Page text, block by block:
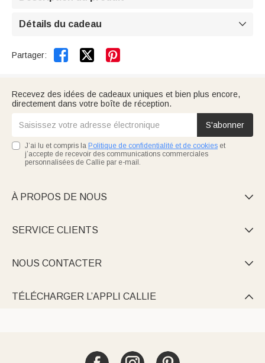
Détails du cadeau 
Partager:  
Recevez des idées de cadeaux uniques et bien plus encore,
directement dans votre boîte de réception.
S'abonner
J’ai lu et compris la Politique de confidentialité et de cookies et
j’accepte de recevoir des communications commerciales
personnalisées de Callie par e-mail.
À PROPOS DE NOUS 
SERVICE CLIENTS 
NOUS CONTACTER 
TÉLÉCHARGER L’APPLI CALLIE 